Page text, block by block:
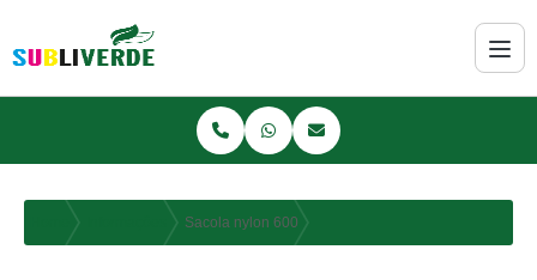
Sacola nylon 600